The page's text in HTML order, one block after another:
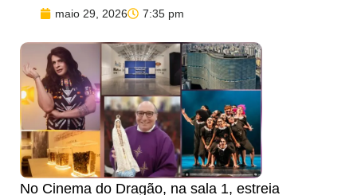
maio 29, 2026 7:35 pm
No Cinema do Dragão, na sala 1, estreia